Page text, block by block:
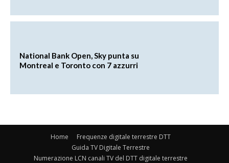
National Bank Open, Sky punta su
Montreal e Toronto con 7 azzurri
Home
Frequenze digitale terrestre DTT
Guida TV Digitale Terrestre
Numerazione LCN canali TV del DTT digitale terrestre